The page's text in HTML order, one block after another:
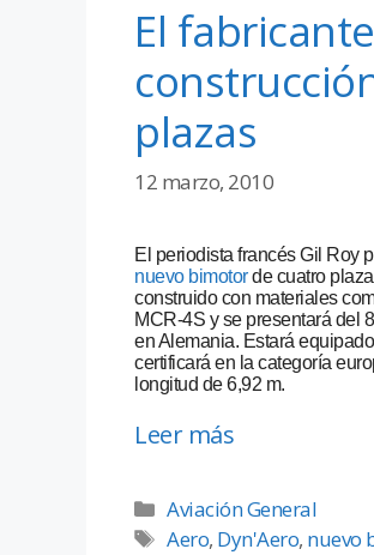
El
plazas
12 marzo, 2010
El periodista francés Gil Roy
nuevo bimotorde cuatro
construido con materiales
MCR-4S y se presentará del
en Alemania. Estará
certificará en la categoría
longitud de 6,92 m.
Leer más
Aviación General
Aero, Dyn'Aero, nuevo